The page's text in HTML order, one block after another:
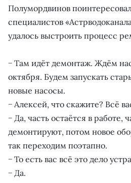
Полумордвинов
специалистов
удалось выстроить процесс
− Там идёт демонтаж. Ждём
октября. Будем запускать
новые насосы.
− Алексей, что скажите? Всё
− Да, часть остаётся в работе,
демонтируют, потом новое
так переходим поэтапно.
− То есть вас всё это дело
− Да.